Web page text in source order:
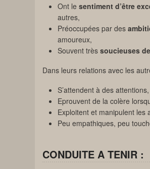
Ont le sentiment d’être
autres,
Préoccupées par des
amoureux,
Souvent très soucieuses
Dans leurs relations avec les
S’attendent à des
Eprouvent de la colère
Exploitent et manipulent les
Peu empathiques, peu
CONDUITE A TENIR :